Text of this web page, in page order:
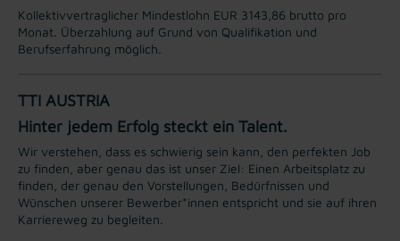
Kollektivvertraglicher Mindestlohn EUR 3143,86 brutto pro
Monat. Überzahlung auf Grund von Qualifikation und
Berufserfahrung möglich.
TTI AUSTRIA
Hinter jedem Erfolg steckt ein Talent.
Wir verstehen, dass es schwierig sein kann, den perfekten Job
zu finden, aber genau das ist unser Ziel: Einen Arbeitsplatz zu
finden, der genau den Vorstellungen, Bedürfnissen und
Wünschen unserer Bewerber*innen entspricht und sie auf ihren
Karriereweg zu begleiten.